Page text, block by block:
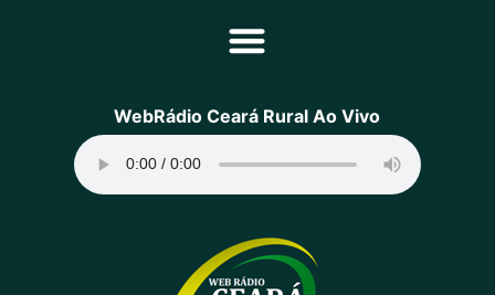
Principal
Programação
Equipe
Contato
WebRádio Ceará Rural Ao Vivo